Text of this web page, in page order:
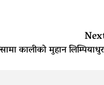
कालीको मुहान